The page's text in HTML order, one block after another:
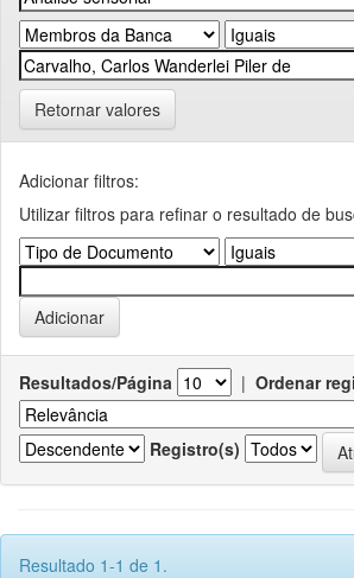
Retornar valores
Adicionar filtros:
Utilizar filtros para refinar o resultado de
Resultados/Página | Ordenar
Registro(s)
Resultado 1-1 de 1.